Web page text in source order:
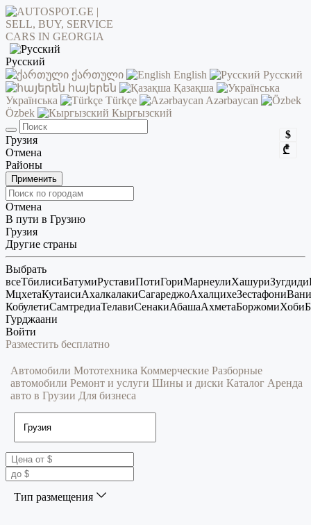
Русский
ქართული
English
Русский
հայերեն
Қазақша
Українська
Türkçe
Azərbaycan
Özbek
Кыргызский
$
₾
Грузия
Отмена
Районы
Применить
Отмена
В пути в Грузию
Грузия
Другие страны
Выбрать
всеТбилисиБатумиРуставиПотиГориМарнеулиХашуриЗугдиди
МцхетаКутаисиАхалкалакиСагареджоАхалцихеЗестафониВани
КобулетиСамтредиаТелавиСенакиАбашаАхметаБоржомиХоби
Гурджаани
Войти
Разместить бесплатно
Автомобили Мототехника Коммерческие Разборные
автомобили Ремонт и услуги Шины и диски Каталог Аренда
авто в Грузии Для бизнеса
Тип размещения